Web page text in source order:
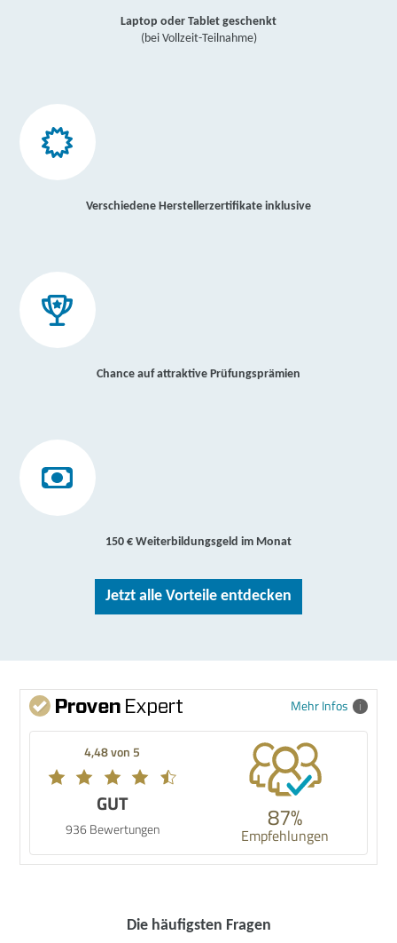
Laptop oder Tablet geschenkt
(bei Vollzeit-Teilnahme)
Verschiedene Herstellerzertifikate inklusive
Chance auf attraktive Prüfungsprämien
150 € Weiterbildungsgeld im Monat
Jetzt alle Vorteile entdecken
Mehr Infos
4,48 von 5
GUT
936 Bewertungen 87%
Empfehlungen
Die häufigsten Fragen